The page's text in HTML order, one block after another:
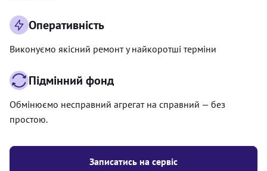
Записатись на сервіс
Оперативність
Виконуємо якісний ремонт у найкоротші терміни
Підмінний фонд
Обмінюємо несправний агрегат на справний — без
простою.